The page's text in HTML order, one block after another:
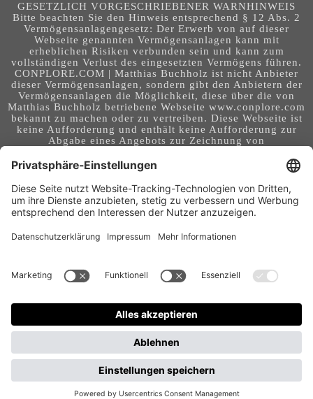
GESETZLICH VORGESCHRIEBENER WARNHINWEIS
Bitte beachten Sie den Hinweis entsprechend § 12 Abs. 2
Vermögensanlagengesetz: Der Erwerb von auf dieser
Webseite genannten Vermögensanlagen kann mit
erheblichen Risiken verbunden sein und kann zum
vollständigen Verlust des eingesetzten Vermögens führen.
CONPLORE.COM | Matthias Buchholz ist nicht Anbieter
dieser Vermögensanlagen, sondern gibt den Anbietern der
Vermögensanlagen die Möglichkeit, diese über die von
Matthias Buchholz betriebene Webseite www.conplore.com
bekannt zu machen oder zu vertreiben. Diese Webseite ist
keine Aufforderung und enthält keine Aufforderung zur
Abgabe eines Angebots zur Zeichnung von
über Vermögensanlagen. Die Webseite richtet sich an ein
internationales Publikum. Sie stellt keine Beratung,
Anlageberatung, Rechtsberatung, Steuerberatung,
Kaufaufforderung oder sonstige Empfehlung dar - es
handelt sich um Werbung. Ob die in auf dieser Webseite
genannten Informationen, Anlagemöglichkeiten,
Finanzinstrumente, Tools, Methoden, Anbieter und
Instrumente in Ihrem Land rechtskonform (nutzbar) sind
eigenständigen Prüfung. Geldanlagen und Investitionen
können mit Risiken bis hin zum Totalausfall verbunden
der bereitgestellten Informationen entstehen, und für die
Qualität und Aktualität der Angaben, übernimmt der
Betreiber dieser Webseite keine Verantwortung, Garantien
und Haftung.
Gastbeitrag veröffentlichen
Wirtschaftsmagazin für Frauen und von Frauen – Warum Conplore bewusst auch ein Frauen-